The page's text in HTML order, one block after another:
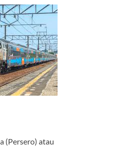
(Persero) atau